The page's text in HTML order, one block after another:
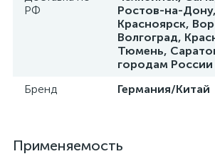
РФ
Ростов-на-
Красноярск,
Волгоград,
Тюмень,
городам России
Бренд
Германия/Китай
Применяемость